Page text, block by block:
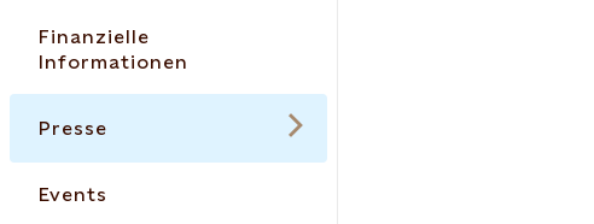
Finanzielle
Informationen
Presse
Events